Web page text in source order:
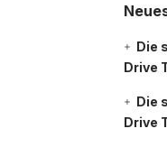
Die
Drive
Die
Drive